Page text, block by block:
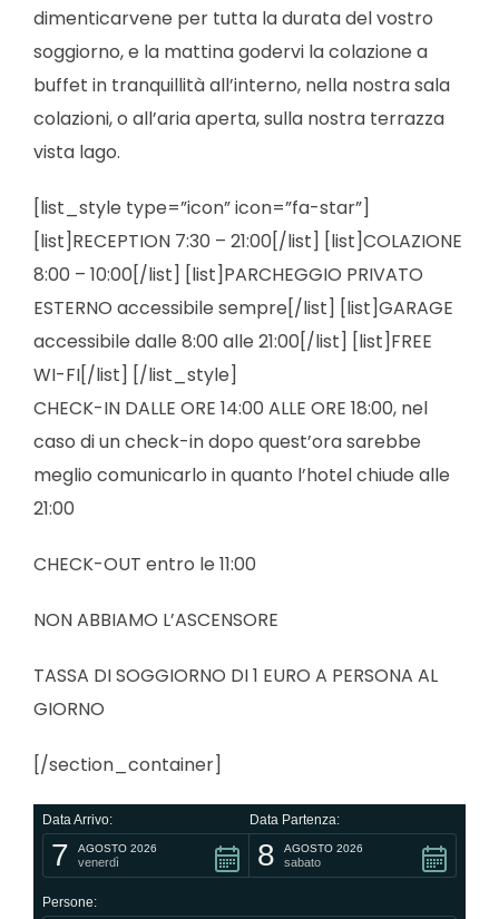
dimenticarvene per tutta la durata del vostro
soggiorno, e la mattina godervi la colazione a
buffet in tranquillità all’interno, nella nostra sala
colazioni, o all’aria aperta, sulla nostra terrazza
vista lago.
[list_style type=”icon” icon=”fa-star”]
[list]RECEPTION 7:30 – 21:00[/list] [list]COLAZIONE
8:00 – 10:00[/list] [list]PARCHEGGIO PRIVATO
ESTERNO accessibile sempre[/list] [list]GARAGE
accessibile dalle 8:00 alle 21:00[/list] [list]FREE
WI-FI[/list] [/list_style]
CHECK-IN DALLE ORE 14:00 ALLE ORE 18:00, nel
caso di un check-in dopo quest’ora sarebbe
meglio comunicarlo in quanto l’hotel chiude alle
21:00
CHECK-OUT entro le 11:00
NON ABBIAMO L’ASCENSORE
TASSA DI SOGGIORNO DI 1 EURO A PERSONA AL
GIORNO
[/section_container]
Data Arrivo:
7 AGOSTO 2026
venerdì
Data Partenza:
8 AGOSTO 2026
sabato
Persone: